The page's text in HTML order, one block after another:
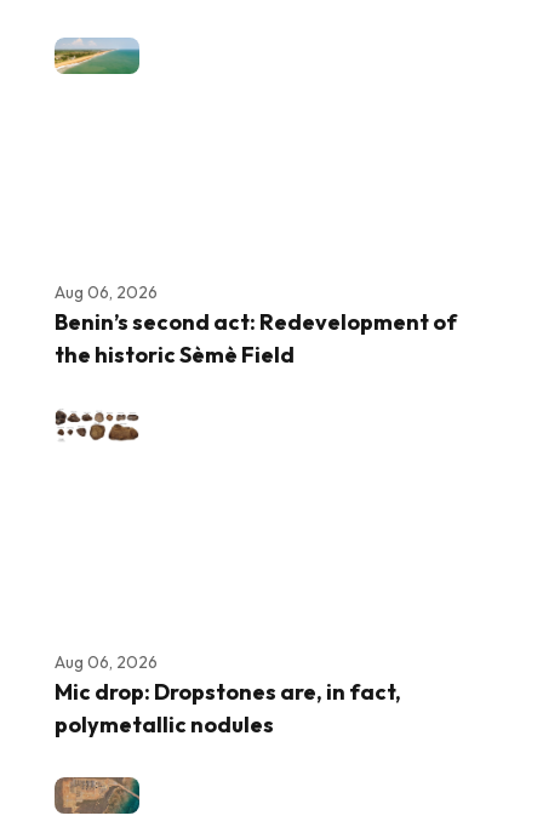
Aug 06, 2026
Benin’s second act: Redevelopment of
the historic Sèmè Field
Aug 06, 2026
Mic drop: Dropstones are, in fact,
polymetallic nodules